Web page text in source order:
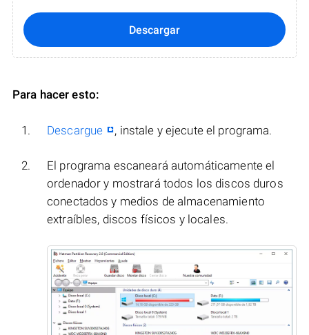
Descargar
Para hacer esto:
Descargue , instale y ejecute el programa.
El programa escaneará automáticamente el
ordenador y mostrará todos los discos duros
conectados y medios de almacenamiento
extraíbles, discos físicos y locales.